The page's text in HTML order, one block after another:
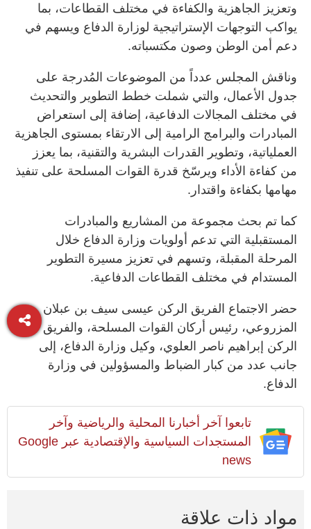
وتعزيز الجاهزية والكفاءة في مختلف القطاعات، بما
يواكب التوجهات الإستراتيجية لوزارة الدفاع ويسهم في
دعم أمن الوطن وصون مكتسباته.
وناقش المجلس عدداً من الموضوعات المُدرجة على
جدول الأعمال، والتي شملت خطط التطوير والتحديث
في مختلف المجالات الدفاعية، إضافة إلى استعراض
المبادرات والبرامج الرامية إلى الارتقاء بمستوى الجاهزية
العملياتية، وتطوير القدرات البشرية والتقنية، بما يعزز
من كفاءة الأداء ويرسّخ قدرة القوات المسلحة على تنفيذ
مهامها بكفاءة واقتدار.
كما تم بحث مجموعة من المشاريع والمبادرات
المستقبلية التي تدعم أولويات وزارة الدفاع خلال
المرحلة المقبلة، وتسهم في تعزيز مسيرة التطوير
المستدام في مختلف القطاعات الدفاعية.
حضر الاجتماع الفريق الركن عيسى سيف بن عبلان
المزروعي، رئيس أركان القوات المسلحة، والفريق
الركن إبراهيم ناصر العلوي، وكيل وزارة الدفاع، إلى
جانب عدد من كبار الضباط والمسؤولين في وزارة
الدفاع.
تابعوا آخر أخبارنا المحلية والرياضية وآخر
المستجدات السياسية والإقتصادية عبر Google
news
مواد ذات علاقة